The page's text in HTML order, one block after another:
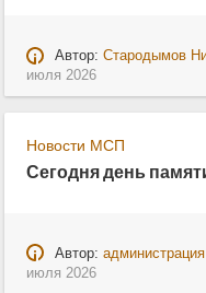
Автор: Стародымов
июля 2026
Новости МСП
Сегодня день
Автор:
июля 2026